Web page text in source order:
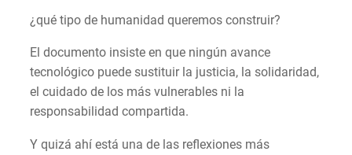
¿qué tipo de humanidad queremos construir?
El documento insiste en que ningún avance
tecnológico puede sustituir la justicia, la solidaridad,
el cuidado de los más vulnerables ni la
responsabilidad compartida.
Y quizá ahí está una de las reflexiones más